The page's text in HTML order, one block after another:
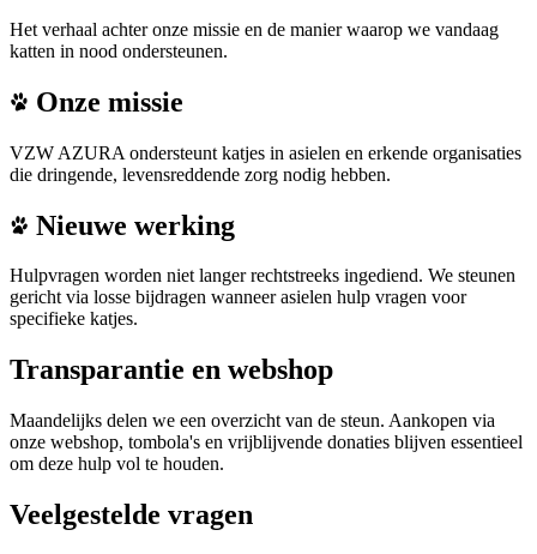
Het verhaal achter onze missie en de manier waarop we vandaag
katten in nood ondersteunen.
Onze missie
VZW AZURA ondersteunt katjes in asielen en erkende organisaties
die dringende, levensreddende zorg nodig hebben.
Nieuwe werking
Hulpvragen worden niet langer rechtstreeks ingediend. We steunen
gericht via losse bijdragen wanneer asielen hulp vragen voor
specifieke katjes.
Transparantie en webshop
Maandelijks delen we een overzicht van de steun. Aankopen via
onze webshop, tombola's en vrijblijvende donaties blijven essentieel
om deze hulp vol te houden.
Veelgestelde vragen